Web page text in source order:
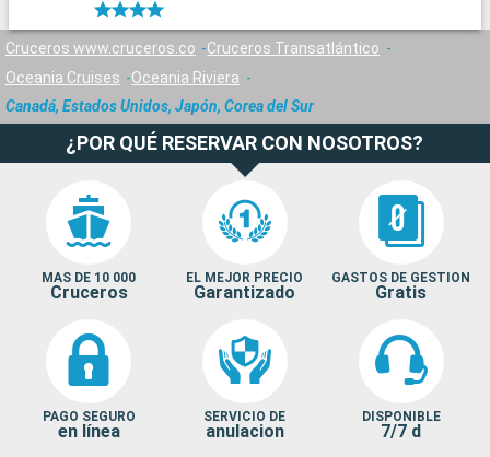
Cruceros www.cruceros.co
Cruceros Transatlántico
Oceania Cruises
Oceania Riviera
Canadá, Estados Unidos, Japón, Corea del Sur
¿POR QUÉ RESERVAR CON NOSOTROS?
MAS DE 10 000
Cruceros
EL MEJOR PRECIO
Garantizado
GASTOS DE GESTION
Gratis
PAGO SEGURO
en línea
SERVICIO DE
anulacion
DISPONIBLE
7/7 d